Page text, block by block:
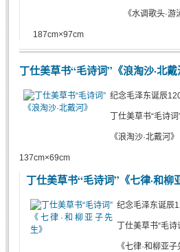
《水调歌头·游
187cm×97cm
丁仕美草书“毛诗词”《浪淘沙·北戴
纪念毛泽东诞辰
丁仕美草书“毛诗
《浪淘沙·北戴河》
137cm×69cm
丁仕美草书“毛诗词”《七律·和柳
纪念毛泽东诞辰
丁仕美草书“毛
《七律·和柳亚子